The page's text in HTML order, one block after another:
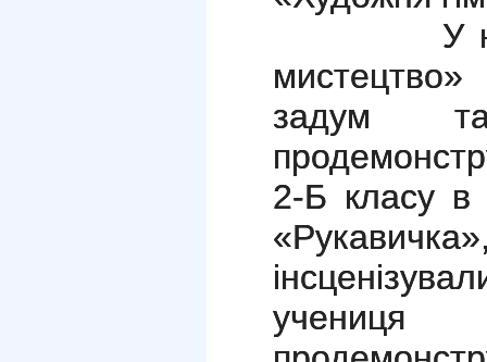
У
задум
2-Б класу в